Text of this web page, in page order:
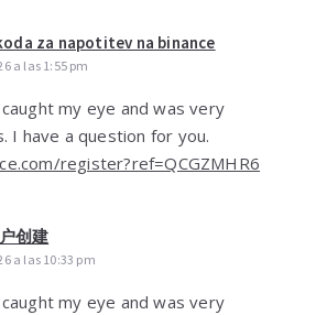
za napotitev na binance
a las 1:55 pm
my eye and was very
I have a question for you.
register?ref=QCGZMHR6
创建
a las 10:33 pm
my eye and was very